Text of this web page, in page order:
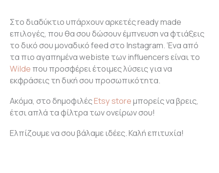
Στο διαδύκτιο υπάρχουν αρκετές ready made
επιλογές, που θα σου δώσουν έμπνευση να φτιάξεις
το δικό σου μοναδικό feed στο Ιnstagram. ‘Ενα από
τα πιο αγαπημένα webiste των influencers είναι το
Wilde που προσφέρει έτοιμες λύσεις για να
εκφράσεις τη δική σου προσωπικότητα.
Ακόμα, στο δημοφιλέςEtsy storeμπορείς να βρεις,
έτσι απλά τα φίλτρα των ονείρων σου!
Ελπίζουμε να σου βάλαμε ιδέες. Καλή επιτυχία!